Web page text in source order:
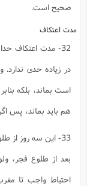
صحیح است.
مدت اعتکاف‌
32- مدت اعتکاف
در زیاده حدى
است بماند، بلکه
هم باید بماند، پس
33- این سه روز از
بعد از طلوع فجر،
احتیاط واجب تا